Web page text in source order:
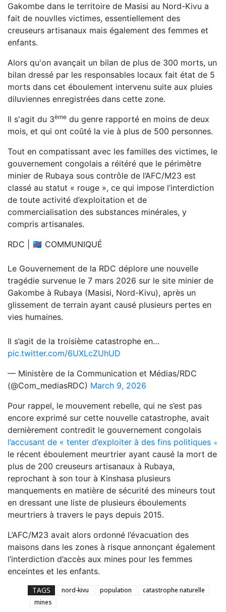
Gakombe dans le territoire de Masisi au Nord-Kivu a
fait de nouvlles victimes, essentiellement des
creuseurs artisanaux mais également des femmes et
enfants.
Alors qu'on avançait un bilan de plus de 300 morts, un
bilan dressé par les responsables locaux fait état de 5
morts dans cet éboulement intervenu suite aux pluies
diluviennes enregistrées dans cette zone.
Il s'agit du 3ème du genre rapporté en moins de deux
mois, et qui ont coûté la vie à plus de 500 personnes.
Tout en compatissant avec les familles des victimes, le
gouvernement congolais a réitéré que le périmètre
minier de Rubaya sous contrôle de l’AFC/M23 est
classé au statut « rouge », ce qui impose l’interdiction
de toute activité d’exploitation et de
commercialisation des substances minérales, y
compris artisanales.
RDC | 🇨🇩 COMMUNIQUÉ
Le Gouvernement de la RDC déplore une nouvelle
tragédie survenue le 7 mars 2026 sur le site minier de
Gakombe à Rubaya (Masisi, Nord-Kivu), après un
glissement de terrain ayant causé plusieurs pertes en
vies humaines.
Il s’agit de la troisième catastrophe en…
pic.twitter.com/6UXLcZUhUD
— Ministère de la Communication et Médias/RDC
(@Com_mediasRDC) March 9, 2026
Pour rappel, le mouvement rebelle, qui ne s’est pas
encore exprimé sur cette nouvelle catastrophe, avait
dernièrement contredit le gouvernement congolais
l’accusant de « tenter d’exploiter à des fins politiques »
le récent éboulement meurtrier ayant causé la mort de
plus de 200 creuseurs artisanaux à Rubaya,
reprochant à son tour à Kinshasa plusieurs
manquements en matière de sécurité des mineurs tout
en dressant une liste de plusieurs éboulements
meurtriers à travers le pays depuis 2015.
L’AFC/M23 avait alors ordonné l’évacuation des
maisons dans les zones à risque annonçant également
l’interdiction d’accès aux mines pour les femmes
enceintes et les enfants.
TAGS nord-kivu population
catastrophe naturelle
mines